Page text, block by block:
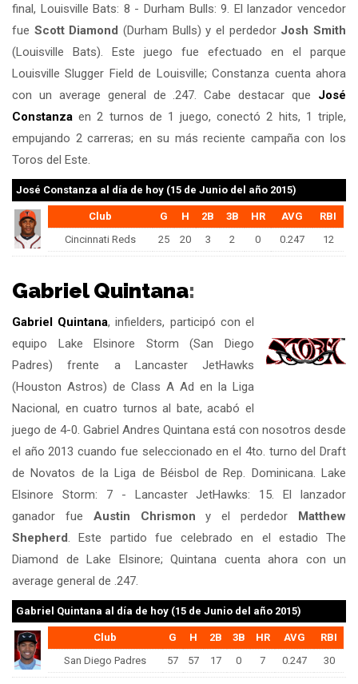
final, Louisville Bats: 8 - Durham Bulls: 9. El lanzador vencedor
fue Scott Diamond (Durham Bulls) y el perdedor Josh Smith
(Louisville Bats). Este juego fue efectuado en el parque
Louisville Slugger Field de Louisville; Constanza cuenta ahora
con un average general de .247. Cabe destacar que José
Constanza en 2 turnos de 1 juego, conectó 2 hits, 1 triple,
empujando 2 carreras; en su más reciente campaña con los
Toros del Este.
José Constanza al día de hoy (15 de Junio del año 2015)
Club G H 2B 3B HR AVG
RBI
Cincinnati Reds
25 20 3 2 0 0.247 12
Gabriel Quintana:
Gabriel Quintana, infielders, participó con el
equipo Lake Elsinore Storm (San Diego
Padres) frente a Lancaster JetHawks
(Houston Astros) de Class A Ad en la Liga
Nacional, en cuatro turnos al bate, acabó el
juego de 4-0. Gabriel Andres Quintana está con nosotros desde
el año 2013 cuando fue seleccionado en el 4to. turno del Draft
de Novatos de la Liga de Béisbol de Rep. Dominicana. Lake
Elsinore Storm: 7 - Lancaster JetHawks: 15. El lanzador
ganador fue Austin Chrismon y el perdedor Matthew
Shepherd. Este partido fue celebrado en el estadio The
Diamond de Lake Elsinore; Quintana cuenta ahora con un
average general de .247.
Gabriel Quintana al día de hoy (15 de Junio del año 2015)
Club G H 2B 3B HR AVG
RBI
San Diego Padres
57 57 17 0 7 0.247 30